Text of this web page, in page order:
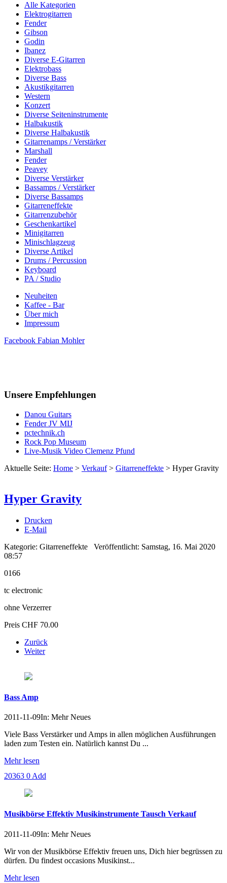
Alle Kategorien
Elektrogitarren
Fender
Gibson
Godin
Ibanez
Diverse E-Gitarren
Elektrobass
Diverse Bass
Akustikgitarren
Western
Konzert
Diverse Seiteninstrumente
Halbakustik
Diverse Halbakustik
Gitarrenamps / Verstärker
Marshall
Fender
Peavey
Diverse Verstärker
Bassamps / Verstärker
Diverse Bassamps
Gitarreneffekte
Gitarrenzubehör
Geschenkartikel
Minigitarren
Minischlagzeug
Diverse Artikel
Drums / Percussion
Keyboard
PA / Studio
Neuheiten
Kaffee - Bar
Über mich
Impressum
Facebook Fabian Mohler
Unsere Empfehlungen
Danou Guitars
Fender JV MIJ
pctechnik.ch
Rock Pop Museum
Live-Musik Video Clemenz Pfund
Aktuelle Seite: Home > Verkauf> Gitarreneffekte > Hyper Gravity
Hyper Gravity
Drucken
E-Mail
Kategorie: Gitarreneffekte
Veröffentlicht: Samstag, 16. Mai 2020
08:57
0166
tc electronic
ohne Verzerrer
Preis CHF 70.00
Zurück
Weiter
Bass Amp
2011-11-09In: Mehr Neues
Viele Bass Verstärker und Amps in allen möglichen Ausführungen
laden zum Testen ein. Natürlich kannst Du ...
Mehr lesen
20363 0 Add
Musikbörse Effektiv Musikinstrumente Tausch Verkauf
2011-11-09In: Mehr Neues
Wir von der Musikbörse Effektiv freuen uns, Dich hier begrüssen zu
dürfen. Du findest occasions Musikinst...
Mehr lesen